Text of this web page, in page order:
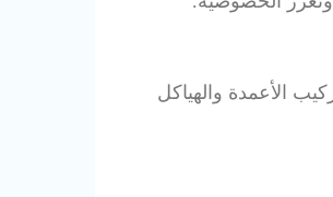
الأعمدة والهياكل